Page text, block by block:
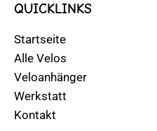
QUICKLINKS
Startseite
Alle Velos
Veloanhänger
Werkstatt
Kontakt